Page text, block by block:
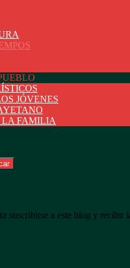
JÓVENES
LA FAMILIA
suscribirse a este blog y recibir